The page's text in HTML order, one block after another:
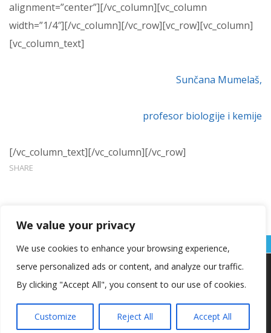
We value your privacy
We use cookies to enhance your browsing experience,
serve personalized ads or content, and analyze our traffic.
By clicking "Accept All", you consent to our use of cookies.
Customize Reject All Accept All
alignment=”center”][/vc_column][vc_column
width=”1/4″][/vc_column][/vc_row][vc_row][vc_column]
[vc_column_text]
Sunčana Mumelaš,
profesor biologije i kemije
[/vc_column_text][/vc_column][/vc_row]
SHARE
Copyright © OŠ Kajzerica
Koristimo kolačiće kako bismo vam pružili najbolje iskustvo na
našoj web stranici.
Informacije o kolačićima koje koristimo ili opcije za
Prihvaćam